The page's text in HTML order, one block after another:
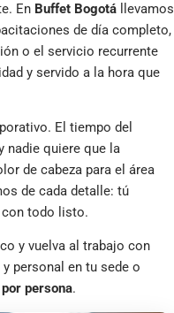
En Buffet Bogotá llevamos
de día completo,
o el servicio recurrente
y servido a la hora que
El tiempo del
nadie quiere que la
de cabeza para el área
de cada detalle: tú
todo listo.
y vuelva al trabajo con
personal en tu sede o
persona.